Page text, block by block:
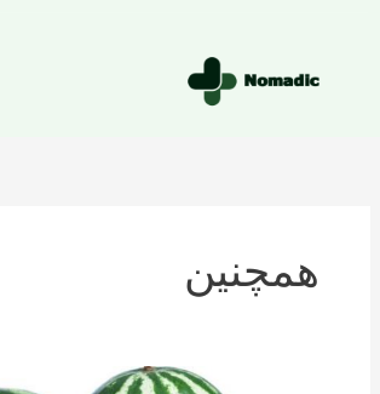
همچنین